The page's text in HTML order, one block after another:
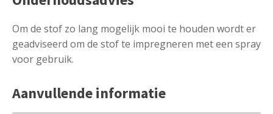
Om de stof zo lang mogelijk mooi te houden wordt er
geadviseerd om de stof te impregneren met een spray
voor gebruik.
Aanvullende informatie